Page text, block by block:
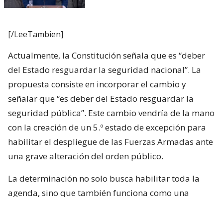
[/LeeTambien]
Actualmente, la Constitución señala que es “deber
del Estado resguardar la seguridad nacional”. La
propuesta consiste en incorporar el cambio y
señalar que “es deber del Estado resguardar la
seguridad pública”. Este cambio vendría de la mano
con la creación de un 5.º estado de excepción para
habilitar el despliegue de las Fuerzas Armadas ante
una grave alteración del orden público.
La determinación no solo busca habilitar toda la
agenda, sino que también funciona como una